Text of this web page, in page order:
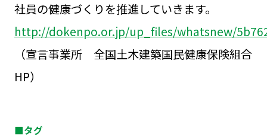
社員の健康づくりを推進していきます。
http://dokenpo.or.jp/up_files/whatsnew/
（宣言事業所 全国土木建築国民健康保険組合
HP）
■タグ